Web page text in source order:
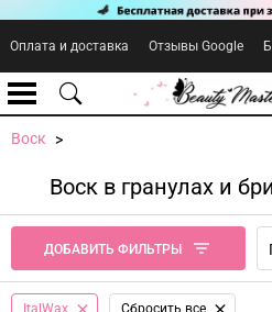
Оплата и доставка Отзывы Google
Воск
Воск в гранулах и
ДОБАВИТЬ ФИЛЬТРЫ
ItalWax Сбросить все